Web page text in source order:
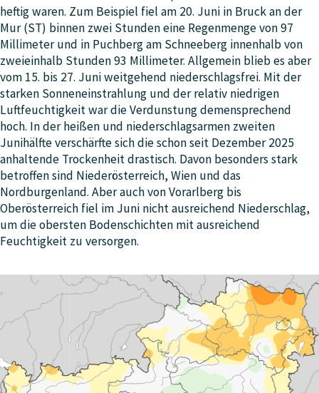
heftig waren. Zum Beispiel fiel am 20. Juni in Bruck an der
Mur (ST) binnen zwei Stunden eine Regenmenge von 97
Millimeter und in Puchberg am Schneeberg innenhalb von
zweieinhalb Stunden 93 Millimeter. Allgemein blieb es aber
vom 15. bis 27. Juni weitgehend niederschlagsfrei. Mit der
starken Sonneneinstrahlung und der relativ niedrigen
Luftfeuchtigkeit war die Verdunstung demensprechend
hoch. In der heißen und niederschlagsarmen zweiten
Junihälfte verschärfte sich die schon seit Dezember 2025
anhaltende Trockenheit drastisch. Davon besonders stark
betroffen sind Niederösterreich, Wien und das
Nordburgenland. Aber auch von Vorarlberg bis
Oberösterreich fiel im Juni nicht ausreichend Niederschlag,
um die obersten Bodenschichten mit ausreichend
Feuchtigkeit zu versorgen.